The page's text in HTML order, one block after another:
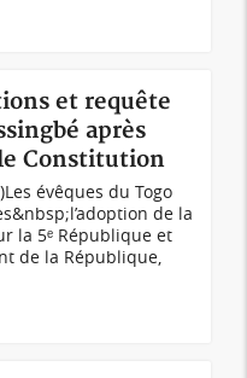
et requête
après
Constitution
évêques du Togo
de la
la 5ᵉ République et
de la République,